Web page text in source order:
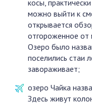
косы,
можно выйти к
открывается
отгороженное от
Озеро было
поселились стаи
завораживает;
озеро Чайка
Здесь живут